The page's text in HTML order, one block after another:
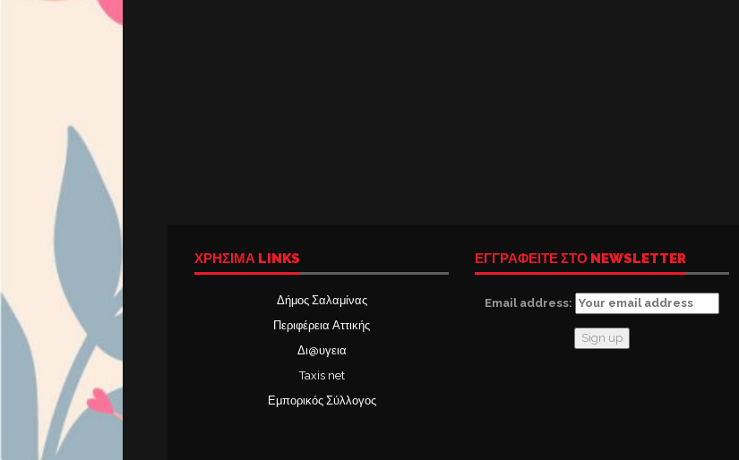
ΧΡΉΣΙΜΑ LINKS
Δήμος Σαλαμίνας
Περιφέρεια Αττικής
Δι@υγεια
Taxis net
Εμπορικός Σύλλογος
ΕΓΓΡΑΦΕΙΤΕ ΣΤΟ NEWSLETTER
Email address: